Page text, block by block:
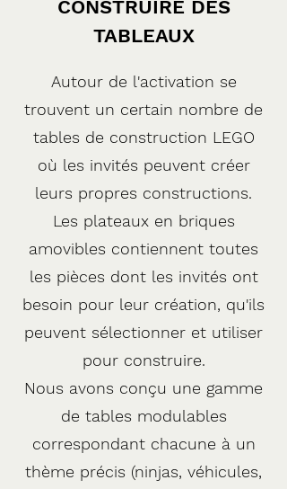
CONSTRUIRE DES
TABLEAUX
Autour de l'activation se
trouvent un certain nombre de
tables de construction LEGO
où les invités peuvent créer
leurs propres constructions.
Les plateaux en briques
amovibles contiennent toutes
les pièces dont les invités ont
besoin pour leur création, qu'ils
peuvent sélectionner et utiliser
pour construire.
Nous avons conçu une gamme
de tables modulables
correspondant chacune à un
thème précis (ninjas, véhicules,